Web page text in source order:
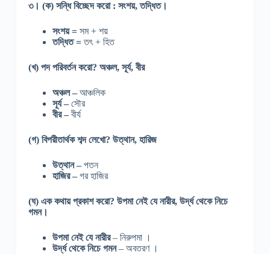
৩। (ক) সন্ধি বিচ্ছেদ করো : সংশয়, তদ্ধিত।
সংশয় =সম + শয়
তদ্ধিত =তৎ + হিত
(খ) পদ পরিবর্তন করো? অঞ্চল, সূর্য, বীর
অঞ্চল –আঞ্চলিক
সূর্য –সৌর
বীর –বীর্য
(গ) বিপরীতার্থক শব্দ লেখো? উত্থান, হারিজ
উত্থান –পতন
হাজির –গর হাজির
(ঘ) এক কথায় প্রকাশ করো? উপমা নেই যে নারীর, উর্দ্ধ থেকে নিচে
গমন।
উপমা নেই যে নারীর– নিরুপমা ।
উর্দ্ধ থেকে নিচে গমন– অবতরণ ।